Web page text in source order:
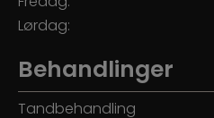
Lørdag:
Behandlinger
Tandbehandling